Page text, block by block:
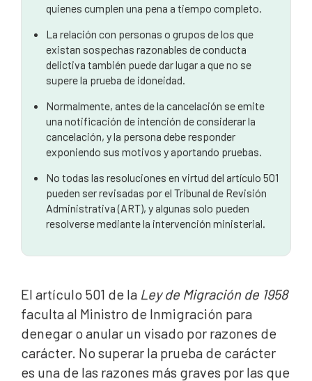
quienes cumplen una pena a tiempo completo.
La relación con personas o grupos de los que
existan sospechas razonables de conducta
delictiva también puede dar lugar a que no se
supere la prueba de idoneidad.
Normalmente, antes de la cancelación se emite
una notificación de intención de considerar la
cancelación, y la persona debe responder
exponiendo sus motivos y aportando pruebas.
No todas las resoluciones en virtud del artículo 501
pueden ser revisadas por el Tribunal de Revisión
Administrativa (ART), y algunas solo pueden
resolverse mediante la intervención ministerial.
El artículo 501 de la Ley de Migración de 1958
faculta al Ministro de Inmigración para
denegar o anular un visado por razones de
carácter. No superar la prueba de carácter
es una de las razones más graves por las que